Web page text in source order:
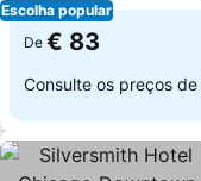
Escolha popular
De € 83
Consulte os preços de